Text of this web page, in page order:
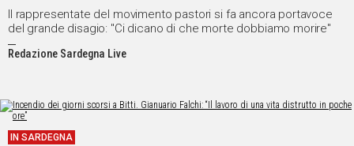
UNISCITI
AL CANALE
Social
Il rappresentate del movimento pastori si fa ancora portavoce
del grande disagio: "Ci dicano di che morte dobbiamo morire"
Redazione Sardegna Live
IN SARDEGNA